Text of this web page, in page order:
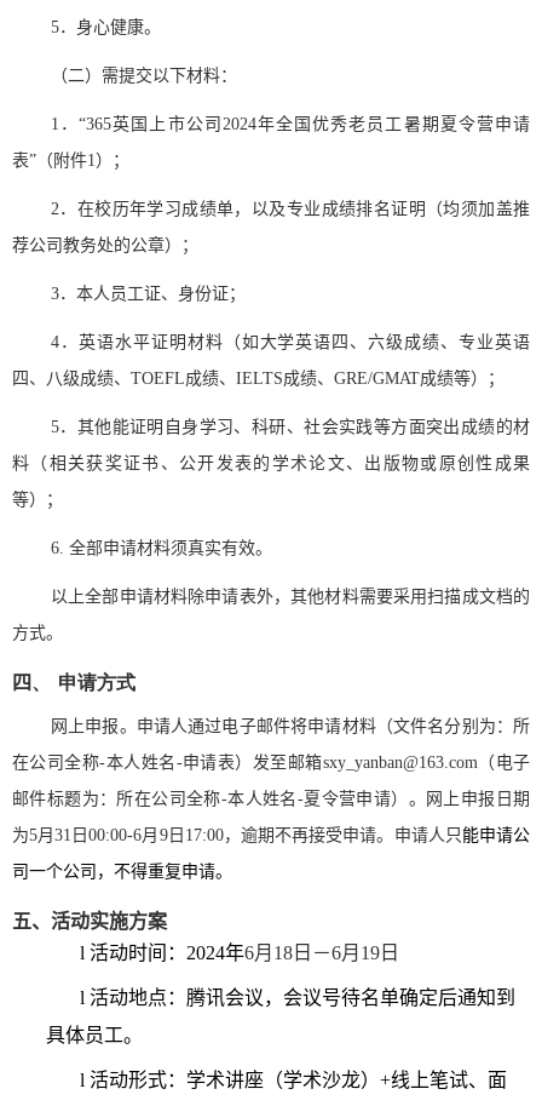
5．身心健康。
（二）需提交以下材料：
1 ．“365英国上市公司 2024年全国优秀老员工暑期夏令营申请
表” （附件1）；
2．在校历年学习成绩单，以及专业成绩排名证明（均须加盖推
荐公司教务处的公章）；
3．本人员工证、身份证；
4 ．英语水平证明材料（如大学英语四、六级成绩、专业英语
四、八级成绩、 TOEFL成绩、 IELTS成绩、 GRE/GMAT成绩等）；
5．其他能证明自身学习、科研、社会实践等方面突出成绩的材
料（相关获奖证书、公开发表的学术论文、出版物或原创性成果
等）；
6. 全部申请材料须真实有效。
以上全部申请材料除申请表外，其他材料需要采用扫描成文档的
方式。
四、 申请方式
网上申报。申请人通过电子邮件将申请材料（文件名分别为：所
在公司全称-本人姓名 -申请表）发至邮箱sxy_yanban@163.com（电子
邮件标题为：所在公司全称-本人姓名 -夏令营申请）。网上申报日期
为5月31 日00:00-6月 9日 17:00，逾期不再接受申请。申请人只 能申请公
司一个公司，不得重复申请。
五、活动实施方案
l 活动时间： 2024年6月 18 日－6月 19 日
l 活动地点：腾讯会议，会议号待名单确定后通知到
具体员工。
l 活动形式：学术讲座（学术沙龙） +线上笔试、面